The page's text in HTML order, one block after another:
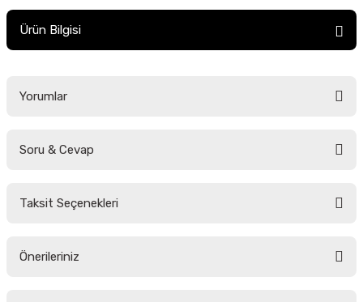
Ürün Bilgisi
Yorumlar
Soru & Cevap
Taksit Seçenekleri
Önerileriniz